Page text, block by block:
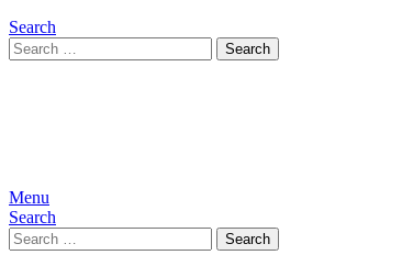
Search
Search
for:
Search
Menu
Search
Search
for:
Search